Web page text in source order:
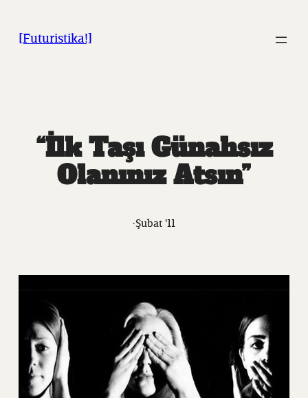
geç[Futuristika!]
“İlk Taşı Günahsız
Olanınız Atsın”
·Şubat '11